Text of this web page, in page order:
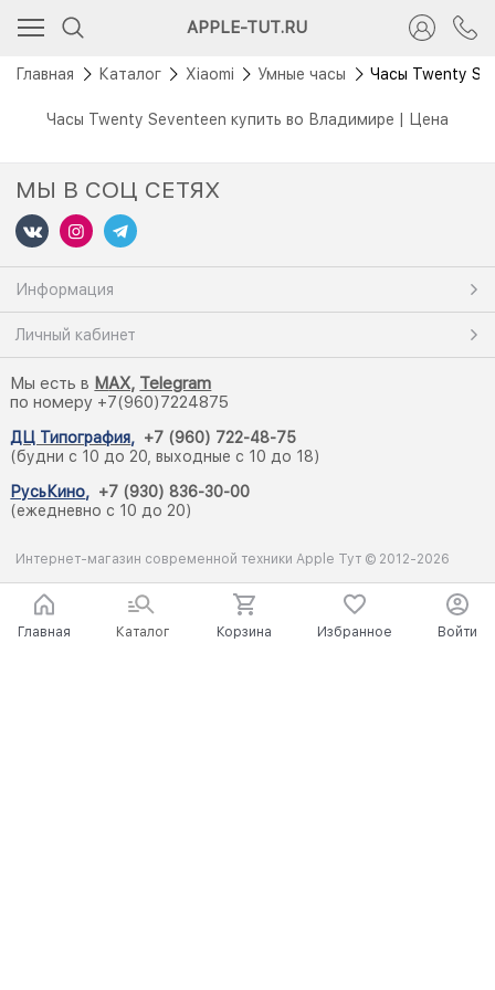
APPLE-TUT.RU
Главная Каталог Xiaomi Умные часы Часы Twenty
Часы Twenty Seventeen купить во Владимире | Цена
МЫ В СОЦ СЕТЯХ
Информация
Личный кабинет
Мы есть в MAX, Telegram
по номеру +7(960)7224875
ДЦ Типография, +7 (960) 722-48-75
(будни с 10 до 20, выходные с 10 до 18)
РусьКино, +7 (930) 836-30-00
(ежедневно с 10 до 20)
Интернет-магазин современной техники Apple Тут © 2012-2026
Главная Каталог Корзина Избранное Войти